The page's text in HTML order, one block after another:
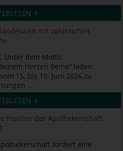
mit zahlreichen
Unter dem Motto
Herzen Beine“ laden
15. bis 19. Juni 2026 zu
...
Position der Apothekerschaft
fordert eine